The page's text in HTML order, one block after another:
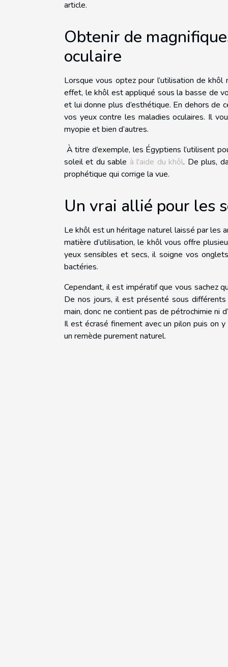
article.
Obtenir de
oculaire
Lorsque vous optez pour l’utilisation de
effet, le khôl est appliqué sous la basse de
et lui donne plus d’esthétique. En dehors
vos yeux contre les maladies oculaires. Il
myopie et bien d’autres.
À titre d’exemple, les Égyptiens l’utilisent
soleil et du sable à l'aide du khôl. De plus,
prophétique qui corrige la vue.
Un vrai allié pour les
Le khôl est un héritage naturel laissé par les
matière d’utilisation, le khôl vous offre
yeux sensibles et secs, il soigne vos
bactéries.
Cependant, il est impératif que vous sachez
De nos jours, il est présenté sous
main, donc ne contient pas de pétrochimie ni
Il est écrasé finement avec un pilon puis on
un remède purement naturel.